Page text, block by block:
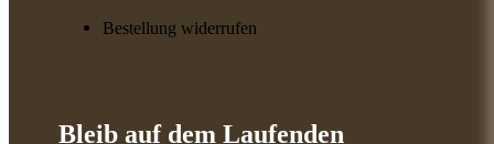
Bestellung widerrufen
Bleib auf dem Laufenden